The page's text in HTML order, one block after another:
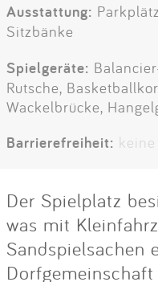
Ausstattung:
Sitzbänke
Spielgeräte:
Rutsche,
Wackelbrücke,
Barrierefreiheit:
Der Spielplatz
was mit
Sandspielsachen